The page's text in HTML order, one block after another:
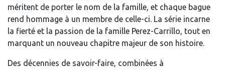
méritent de porter le nom de la famille, et chaque bague
rend hommage à un membre de celle-ci. La série incarne
la fierté et la passion de la famille Perez-Carrillo, tout en
marquant un nouveau chapitre majeur de son histoire.
Des décennies de savoir-faire, combinées à